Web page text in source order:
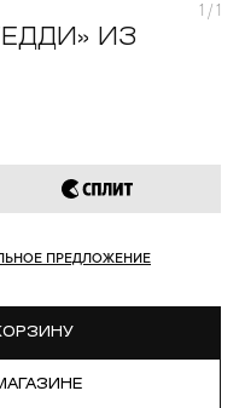
1 / 1
ИЗ
ПРЕДЛОЖЕНИЕ